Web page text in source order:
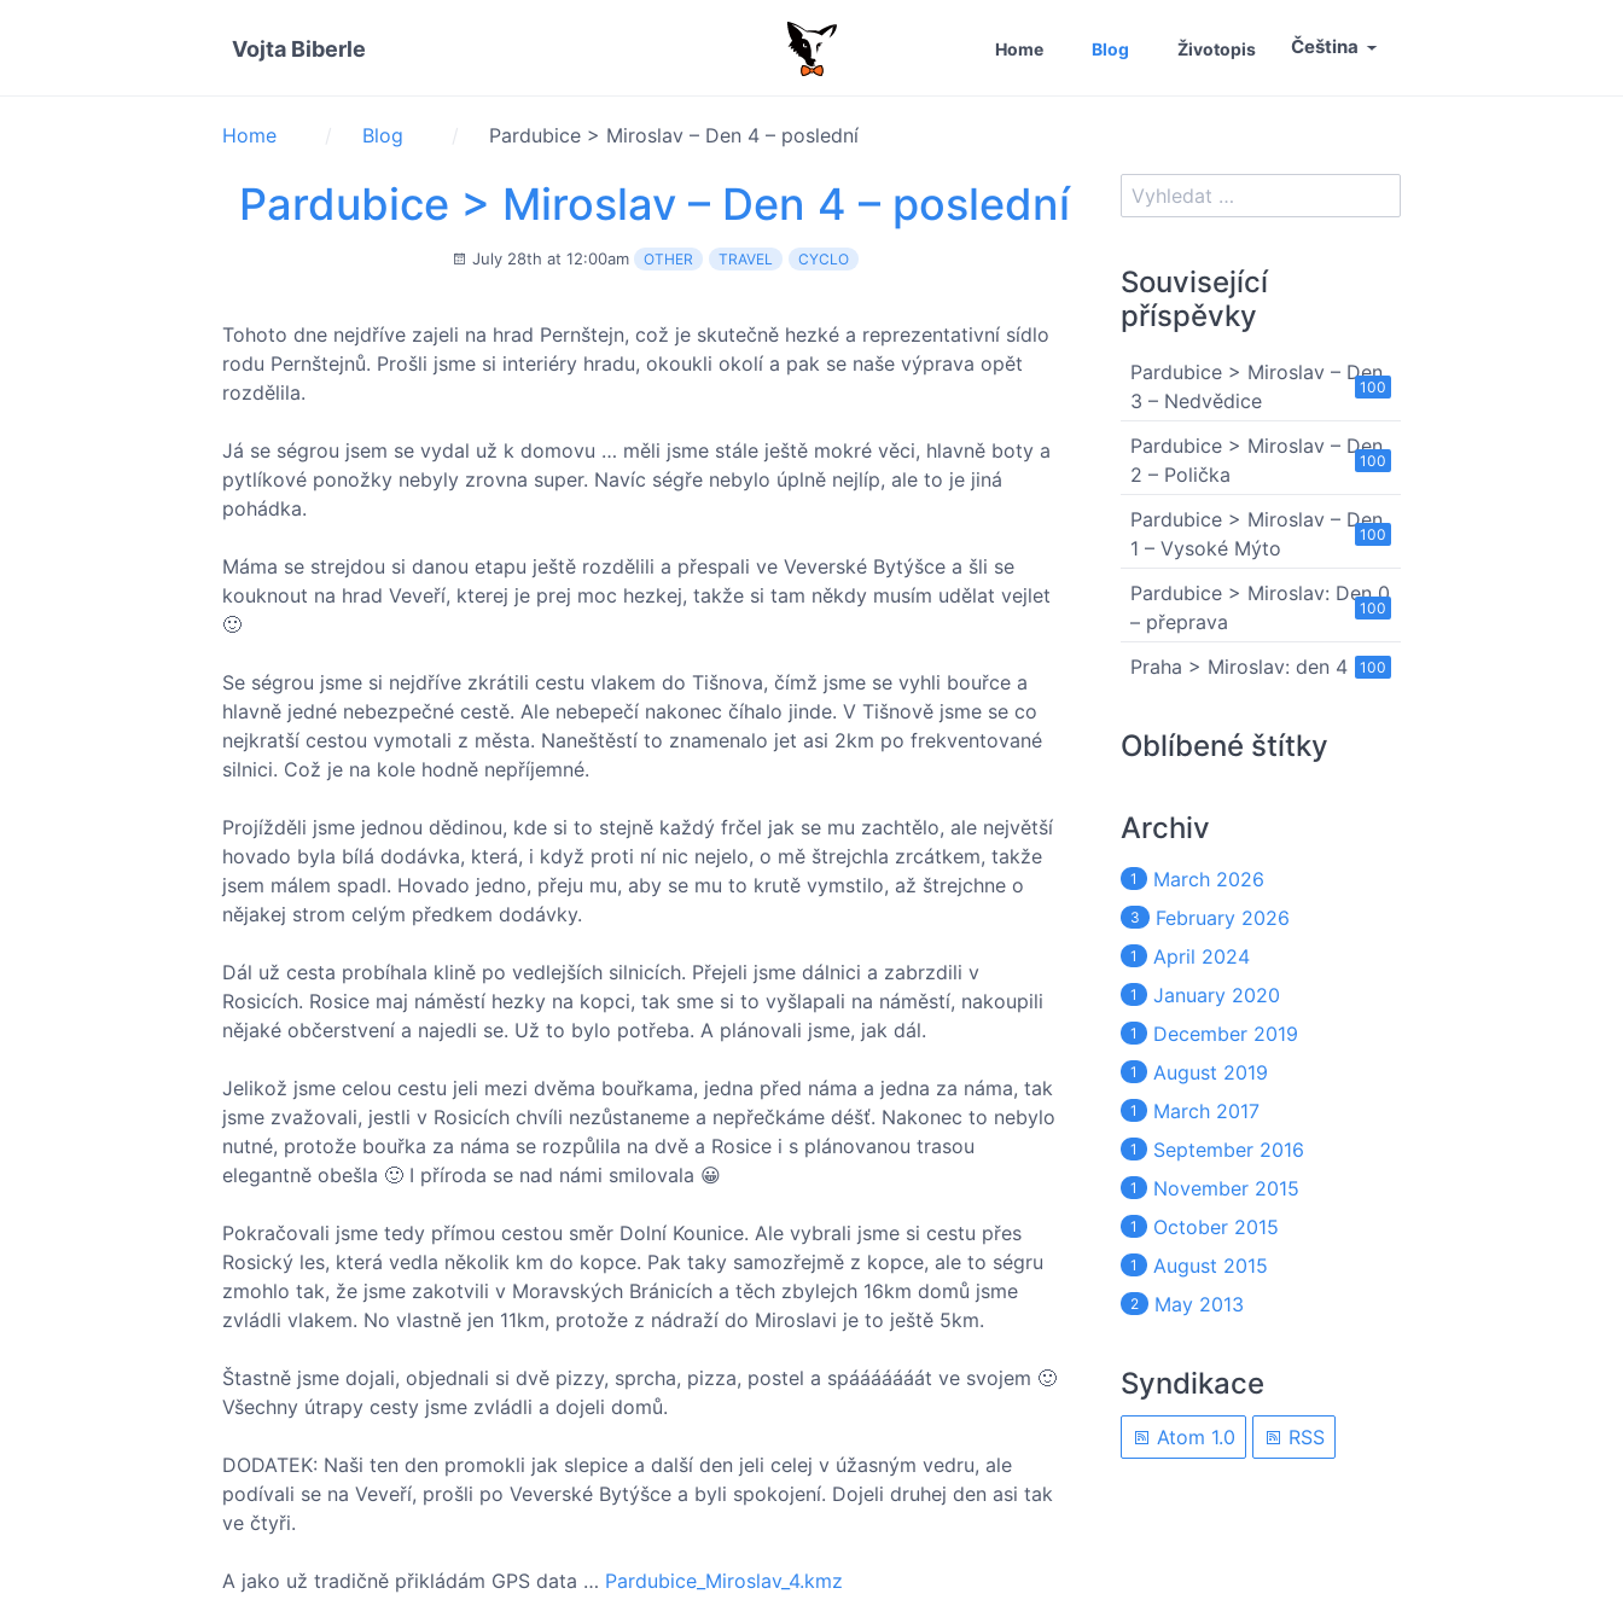
Vojta Biberle Home Blog Životopis Čeština
Home Blog Pardubice > Miroslav – Den 4 – poslední
Pardubice > Miroslav – Den 4 – poslední
July 28th at 12:00am OTHER TRAVEL CYCLO
Tohoto dne nejdříve zajeli na hrad Pernštejn, což je skutečně hezké a reprezentativní sídlo
rodu Pernštejnů. Prošli jsme si interiéry hradu, okoukli okolí a pak se naše výprava opět
rozdělila.
Já se ségrou jsem se vydal už k domovu … měli jsme stále ještě mokré věci, hlavně boty a
pytlíkové ponožky nebyly zrovna super. Navíc ségře nebylo úplně nejlíp, ale to je jiná
pohádka.
Máma se strejdou si danou etapu ještě rozdělili a přespali ve Veverské Bytýšce a šli se
kouknout na hrad Veveří, kterej je prej moc hezkej, takže si tam někdy musím udělat vejlet
🙂
Se ségrou jsme si nejdříve zkrátili cestu vlakem do Tišnova, čímž jsme se vyhli bouřce a
hlavně jedné nebezpečné cestě. Ale nebepečí nakonec číhalo jinde. V Tišnově jsme se co
nejkratší cestou vymotali z města. Naneštěstí to znamenalo jet asi 2km po frekventované
silnici. Což je na kole hodně nepříjemné.
Projížděli jsme jednou dědinou, kde si to stejně každý frčel jak se mu zachtělo, ale největší
hovado byla bílá dodávka, která, i když proti ní nic nejelo, o mě štrejchla zrcátkem, takže
jsem málem spadl. Hovado jedno, přeju mu, aby se mu to krutě vymstilo, až štrejchne o
nějakej strom celým předkem dodávky.
Dál už cesta probíhala klině po vedlejších silnicích. Přejeli jsme dálnici a zabrzdili v
Rosicích. Rosice maj náměstí hezky na kopci, tak sme si to vyšlapali na náměstí, nakoupili
nějaké občerstvení a najedli se. Už to bylo potřeba. A plánovali jsme, jak dál.
Jelikož jsme celou cestu jeli mezi dvěma bouřkama, jedna před náma a jedna za náma, tak
jsme zvažovali, jestli v Rosicích chvíli nezůstaneme a nepřečkáme déšť. Nakonec to nebylo
nutné, protože bouřka za náma se rozpůlila na dvě a Rosice i s plánovanou trasou
elegantně obešla 🙂 I příroda se nad námi smilovala 😀
Pokračovali jsme tedy přímou cestou směr Dolní Kounice. Ale vybrali jsme si cestu přes
Rosický les, která vedla několik km do kopce. Pak taky samozřejmě z kopce, ale to ségru
zmohlo tak, že jsme zakotvili v Moravských Bránicích a těch zbylejch 16km domů jsme
zvládli vlakem. No vlastně jen 11km, protože z nádraží do Miroslavi je to ještě 5km.
Štastně jsme dojali, objednali si dvě pizzy, sprcha, pizza, postel a spááááááát ve svojem 🙂
Všechny útrapy cesty jsme zvládli a dojeli domů.
DODATEK: Naši ten den promokli jak slepice a další den jeli celej v úžasným vedru, ale
podívali se na Veveří, prošli po Veverské Bytýšce a byli spokojení. Dojeli druhej den asi tak
ve čtyři.
A jako už tradičně přikládám GPS data … Pardubice_Miroslav_4.kmz
Související
příspěvky
100
Pardubice > Miroslav – Den
3 – Nedvědice
100
Pardubice > Miroslav – Den
2 – Polička
100
Pardubice > Miroslav – Den
1 – Vysoké Mýto
100
Pardubice > Miroslav: Den 0
– přeprava
100
Praha > Miroslav: den 4
Oblíbené štítky
Archiv
1 March 2026
3 February 2026
1 April 2024
1 January 2020
1 December 2019
1 August 2019
1 March 2017
1 September 2016
1 November 2015
1 October 2015
1 August 2015
2 May 2013
Syndikace
Atom 1.0 RSS